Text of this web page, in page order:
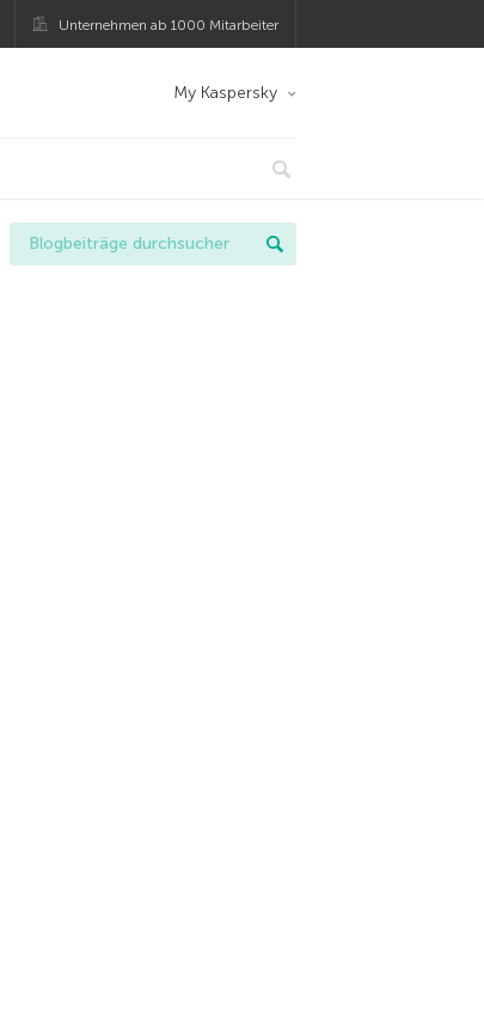
Unternehmen ab 1000 Mitarbeiter
My Kaspersky